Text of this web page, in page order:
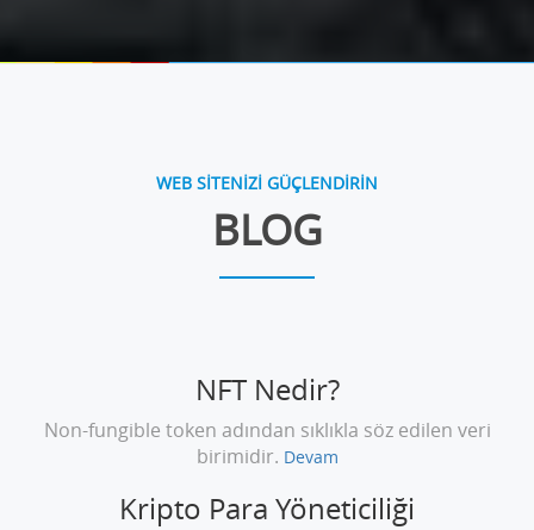
WEB SİTENİZİ GÜÇLENDİRİN
BLOG
NFT Nedir?
Non-fungible token adından sıklıkla söz edilen veri
birimidir. Devam
Kripto Para Yöneticiliği